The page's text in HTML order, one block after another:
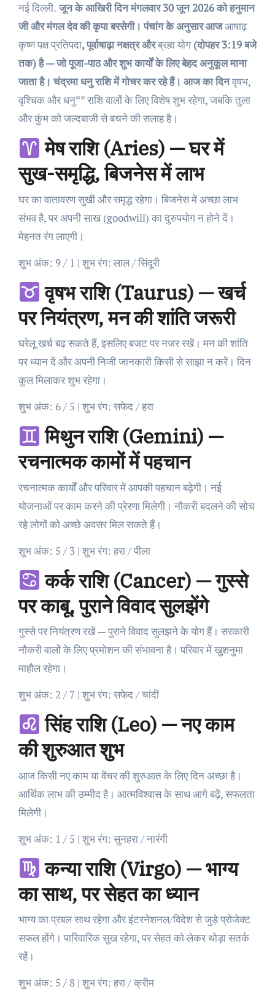
नई दिल्ली.जून के आखिरी दिन मंगलवार 30 जून 2026 को हनुमान
जी और मंगल देव की कृपा बरसेगी। पंचांग के अनुसार आजआषाढ़
कृष्ण पक्ष प्रतिपदा, पूर्वाषाढ़ा नक्षत्र औरब्रह्म योग(दोपहर 3:19 बजे
तक) है — जो पूजा-पाठ और शुभ कार्यों के लिए बेहद अनुकूल माना
जाता है। चंद्रमा धनु राशि में गोचर कर रहे हैं। आज का दिनवृषभ,
वृश्चिक और धनु** राशि वालों के लिए विशेष शुभ रहेगा, जबकि तुला
और कुंभ को जल्दबाजी से बचने की सलाह है।
मेष राशि (Aries) — घर में
सुख-समृद्धि, बिजनेस में लाभ
घर का वातावरण सुखी और समृद्ध रहेगा। बिजनेस में अच्छा लाभ
संभव है, पर अपनी साख (goodwill) का दुरुपयोग न होने दें।
मेहनत रंग लाएगी।
शुभ अंक: 9 / 1 | शुभ रंग: लाल / सिंदूरी
वृषभ राशि (Taurus) — खर्च
पर नियंत्रण, मन की शांति जरूरी
घरेलू खर्च बढ़ सकते हैं, इसलिए बजट पर नजर रखें। मन की शांति
पर ध्यान दें और अपनी निजी जानकारी किसी से साझा न करें। दिन
कुल मिलाकर शुभ रहेगा।
शुभ अंक: 6 / 5 | शुभ रंग: सफेद / हरा
मिथुन राशि (Gemini) —
रचनात्मक कामों में पहचान
रचनात्मक कार्यों और परिवार में आपकी पहचान बढ़ेगी। नई
योजनाओं पर काम करने की प्रेरणा मिलेगी। नौकरी बदलने की सोच
रहे लोगों को अच्छे अवसर मिल सकते हैं।
शुभ अंक: 5 / 3 | शुभ रंग: हरा / पीला
कर्क राशि (Cancer) — गुस्से
पर काबू, पुराने विवाद सुलझेंगे
गुस्से पर नियंत्रण रखें — पुराने विवाद सुलझने के योग हैं। सरकारी
नौकरी वालों के लिए प्रमोशन की संभावना है। परिवार में खुशनुमा
माहौल रहेगा।
शुभ अंक: 2 / 7 | शुभ रंग: सफेद / चांदी
सिंह राशि (Leo) — नए काम
की शुरुआत शुभ
आज किसी नए काम या वेंचर की शुरुआत के लिए दिन अच्छा है।
आर्थिक लाभ की उम्मीद है। आत्मविश्वास के साथ आगे बढ़ें, सफलता
मिलेगी।
शुभ अंक: 1 / 5 | शुभ रंग: सुनहरा / नारंगी
कन्या राशि (Virgo) — भाग्य
का साथ, पर सेहत का ध्यान
भाग्य का प्रबल साथ रहेगा और इंटरनेशनल/विदेश से जुड़े प्रोजेक्ट
सफल होंगे। पारिवारिक सुख रहेगा, पर सेहत को लेकर थोड़ा सतर्क
रहें।
शुभ अंक: 5 / 8 | शुभ रंग: हरा / क्रीम